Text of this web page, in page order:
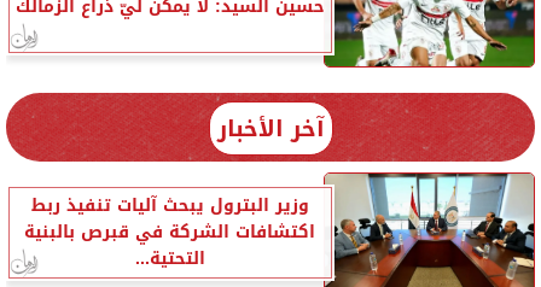
حسين السيد: لا يمكن ليّ ذراع الزمالك
آخر الأخبار
وزير البترول يبحث آليات تنفيذ ربط
اكتشافات الشركة في قبرص بالبنية
التحتية...